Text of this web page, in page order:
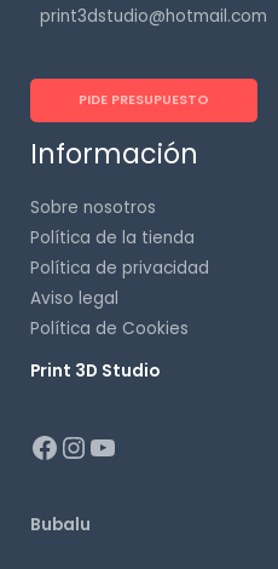
print3dstudio@hotmail.com
PIDE PRESUPUESTO
Información
Sobre nosotros
Política de la tienda
Política de privacidad
Aviso legal
Política de Cookies
Print 3D Studio
Bubalu